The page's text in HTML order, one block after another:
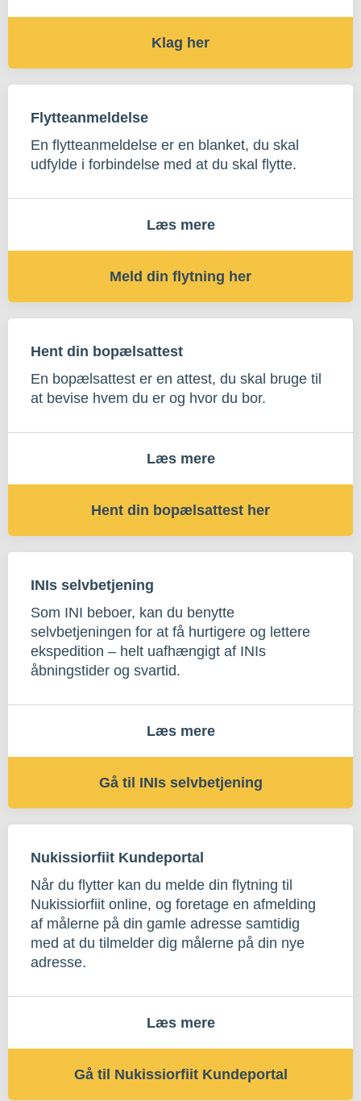
Klag her
Flytteanmeldelse
En flytteanmeldelse er en blanket, du skal
udfylde i forbindelse med at du skal flytte.
Læs mere
Meld din flytning her
Hent din bopælsattest
En bopælsattest er en attest, du skal bruge til
at bevise hvem du er og hvor du bor.
Læs mere
Hent din bopælsattest her
INIs selvbetjening
Som INI beboer, kan du benytte
selvbetjeningen for at få hurtigere og lettere
ekspedition – helt uafhængigt af INIs
åbningstider og svartid.
Læs mere
Gå til INIs selvbetjening
Nukissiorfiit Kundeportal
Når du flytter kan du melde din flytning til
Nukissiorfiit online, og foretage en afmelding
af målerne på din gamle adresse samtidig
med at du tilmelder dig målerne på din nye
adresse.
Læs mere
Gå til Nukissiorfiit Kundeportal